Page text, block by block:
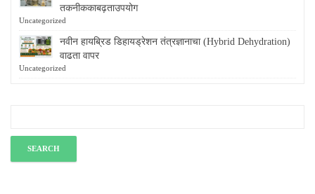
तकनीककाबढ़ताउपयोग
Uncategorized
नवीन हायब्रिड डिहायड्रेशन तंत्रज्ञानाचा (Hybrid Dehydration)
वाढता वापर
Uncategorized